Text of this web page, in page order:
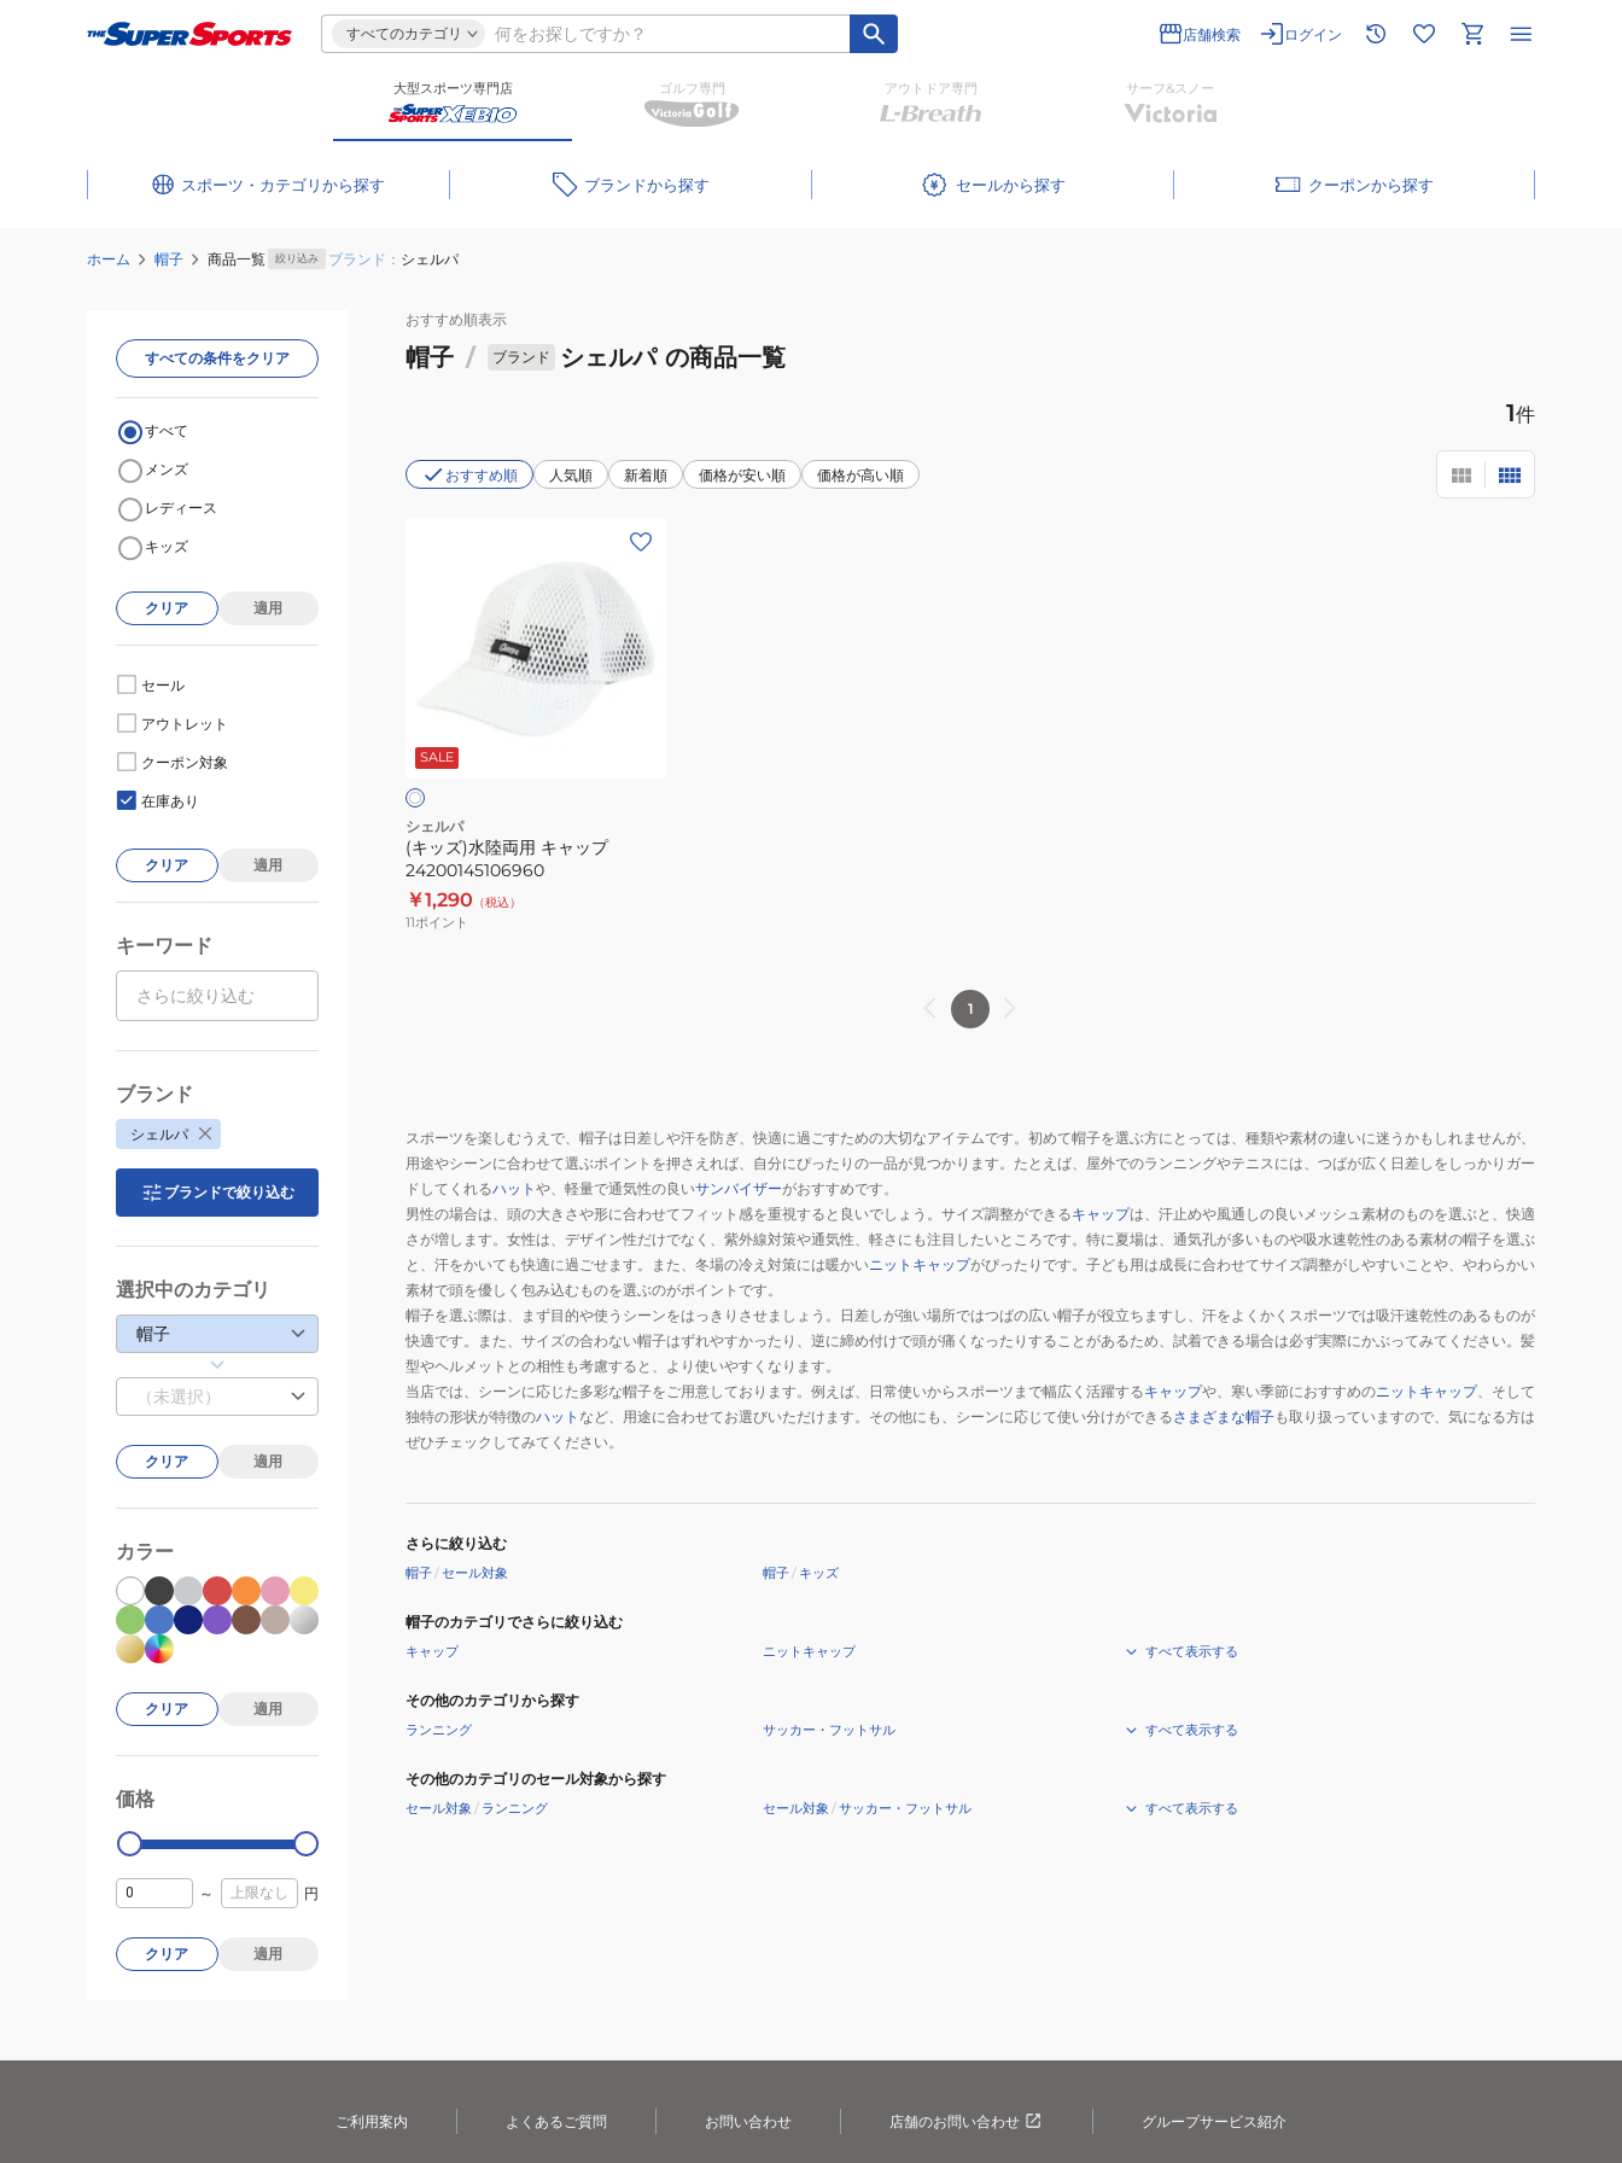
すべてのカテゴリ 店舗検索 ログイン
大型スポーツ専門店 ゴルフ専門 アウトドア専門 サーフ&スノー
スポーツ・カテゴリ ブランド セール クーポン
ホーム 帽子 商品一覧 絞り込み ブランド： シェルパ
おすすめ順表示
帽子 / ブランド シェルパ の商品一覧
1件
おすすめ順 人気順 新着順 価格が安い順 価格が高い順
ャ
ッ
プ
24200145106960
SALE
シェルパ
(キッズ)水陸両用 キャップ
24200145106960
￥1,290 （税込）
11ポイント
1
スポーツを楽しむうえで、帽子は日差しや汗を防ぎ、快適に過ごすための大切なアイテムです。初めて帽子を選ぶ方にとっては、種類や素材の違いに迷うかもしれませんが、
用途やシーンに合わせて選ぶポイントを押さえれば、自分にぴったりの一品が見つかります。たとえば、屋外でのランニングやテニスには、つばが広く日差しをしっかりガー
ドしてくれるハット や、軽量で通気性の良いサンバイザーがおすすめです。
男性の場合は、頭の大きさや形に合わせてフィット感を重視すると良いでしょう。サイズ調整ができるキャップは、汗止めや風通しの良いメッシュ素材のものを選ぶと、快適
さが増します。女性は、デザイン性だけでなく、紫外線対策や通気性、軽さにも注目したいところです。特に夏場は、通気孔が多いものや吸水速乾性のある素材の帽子を選ぶ
と、汗をかいても快適に過ごせます。また、冬場の冷え対策には暖かいニットキャップがぴったりです。子ども用は成長に合わせてサイズ調整がしやすいことや、やわらかい
素材で頭を優しく包み込むものを選ぶのがポイントです。
帽子を選ぶ際は、まず目的や使うシーンをはっきりさせましょう。日差しが強い場所ではつばの広い帽子が役立ちますし、汗をよくかくスポーツでは吸汗速乾性のあるものが
快適です。また、サイズの合わない帽子はずれやすかったり、逆に締め付けで頭が痛くなったりすることがあるため、試着できる場合は必ず実際にかぶってみてください。髪
型やヘルメットとの相性も考慮すると、より使いやすくなります。
当店では、シーンに応じた多彩な帽子をご用意しております。例えば、日常使いからスポーツまで幅広く活躍するキャップや、寒い季節におすすめのニットキャップ、そして
独特の形状が特徴のハット など、用途に合わせてお選びいただけます。その他にも、シーンに応じて使い分けができるさまざまな帽子も取り扱っていますので、気になる方は
ぜひチェックしてみてください。
さらに絞り込む
帽子/セール対象 帽子/ キッズ
帽子のカテゴリでさらに絞り込む
キャップ ニットキャップ すべて表示する
その他のカテゴリから探す
ランニング サッカー・フットサル すべて表示する
その他のカテゴリのセール対象から探す
セール対象 / ランニング セール対象 /サッカー・フットサル すべて表示する
すべての条件をクリア
すべて
メンズ
レディース
キッズ
クリア 適用
セール
アウトレット
クーポン対象
在庫あり
クリア 適用
キーワード
ブランド
シェルパ
ブランドで絞り込む
選択中のカテゴリ
帽子
（未選択）
クリア 適用
カラー
クリア 適用
価格
0
～ 円
クリア 適用
ご利用案内 よくあるご質問 お問い合わせ 店舗のお問い合わせ グループサービス紹介